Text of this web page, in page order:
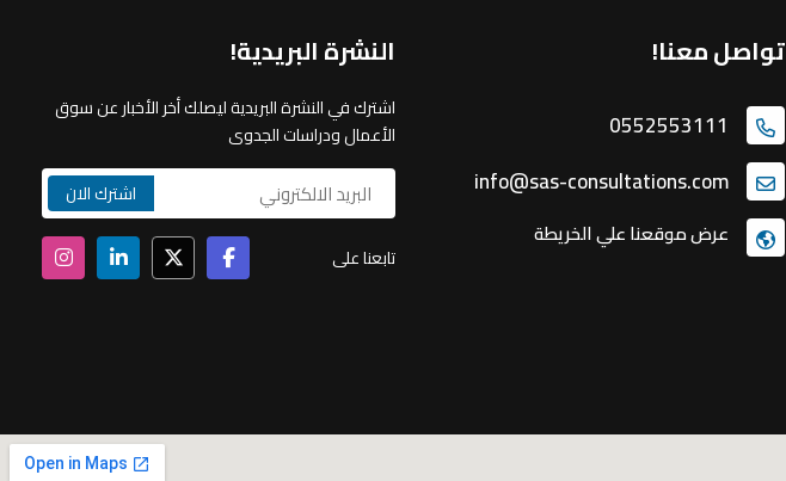
تواصل معنا!
0552553111
info@sas-consultations.com
عرض موقعنا علي الخريطة
النشرة البريدية!
اشترك في النشرة البريدية ليصلك أخر الأخبار عن سوق
الأعمال ودراسات الجدوى
تابعنا على